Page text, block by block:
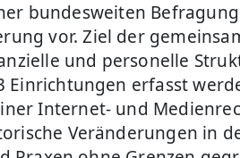
bundesweiten
vor. Ziel der
und personelle
erfasst
Internet- und
Veränderungen in